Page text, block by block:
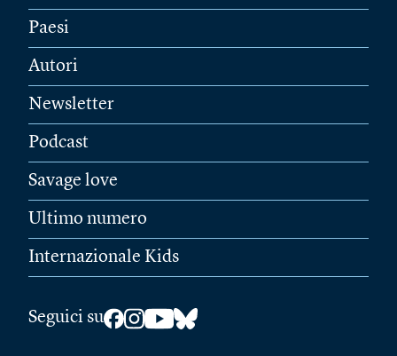
Paesi
Autori
Newsletter
Podcast
Savage love
Ultimo numero
Internazionale Kids
Seguici su